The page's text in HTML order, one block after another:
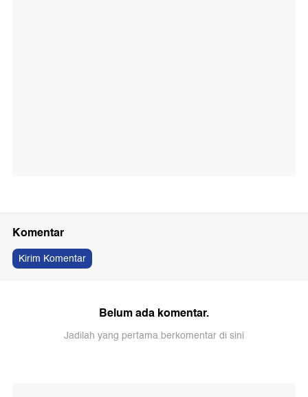
Komentar
Kirim Komentar
Belum ada komentar.
Jadilah yang pertama berkomentar di sini